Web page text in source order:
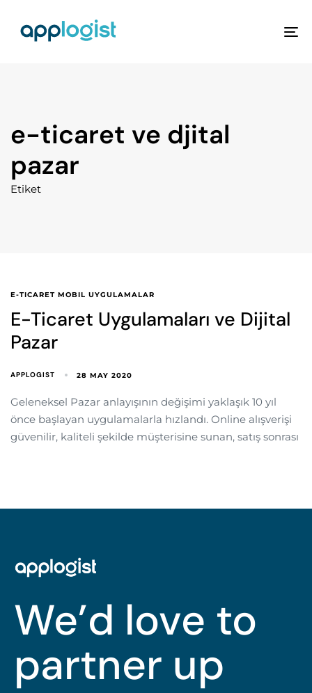
e-ticaret ve djital
pazar
Etiket
E-TICARET MOBIL UYGULAMALAR
E-Ticaret Uygulamaları ve Dijital
Pazar
APPLOGIST 28 MAY 2020
Geleneksel Pazar anlayışının değişimi yaklaşık 10 yıl
önce başlayan uygulamalarla hızlandı. Online alışverişi
güvenilir, kaliteli şekilde müşterisine sunan, satış sonrası
We’d love to
partner up